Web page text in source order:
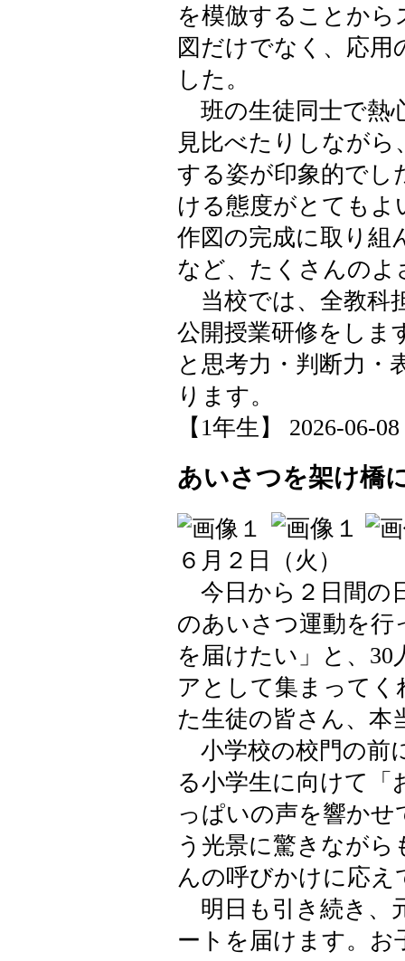
を模倣することか
図だけでなく、応
した。
班の生徒同士で熱
見比べたりしなが
する姿が印象的でし
ける態度がとても
作図の完成に取り組
など、たくさんの
当校では、全教科
公開授業研修をしま
と思考力・判断力・
ります。
【1年生】 2026-06-
あいさつを架け橋
６月２日（火）
今日から２日間の
のあいさつ運動を行
を届けたい」と、
アとして集まって
た生徒の皆さん、本
小学校の校門の前
る小学生に向けて
っぱいの声を響か
う光景に驚きなが
んの呼びかけに応
明日も引き続き、
ートを届けます。お